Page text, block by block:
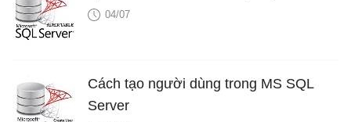
04/07
Cách tạo người dùng trong MS SQL
Server